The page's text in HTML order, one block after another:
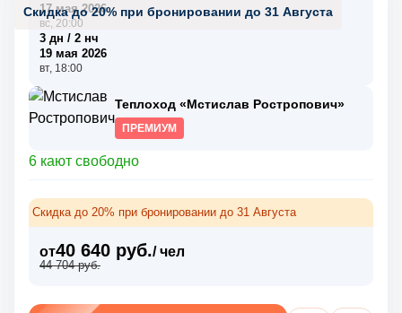
Скидка до 20% при бронировании до 31 Августа
17 мая 2026
вс, 20:00
3 дн / 2 нч
19 мая 2026
вт, 18:00
Теплоход «Мстислав Ростропович»
ПРЕМИУМ
6 кают свободно
Скидка до 20% при бронировании до 31 Августа
от40 640 руб./ чел
44 704 руб.